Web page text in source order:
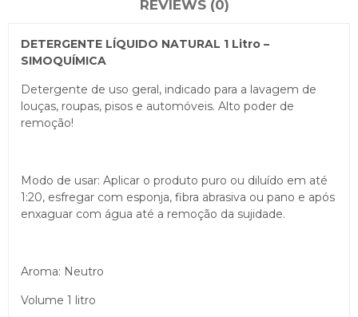
REVIEWS (0)
DETERGENTE LÍQUIDO NATURAL 1 Litro –
SIMOQUÍMICA
Detergente de uso geral, indicado para a lavagem de
louças, roupas, pisos e automóveis. Alto poder de
remoção!
Modo de usar: Aplicar o produto puro ou diluído em até
1:20, esfregar com esponja, fibra abrasiva ou pano e após
enxaguar com água até a remoção da sujidade.
Aroma: Neutro
Volume 1 litro